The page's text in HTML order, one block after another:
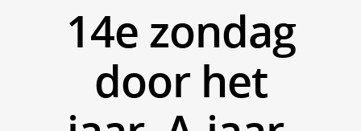
14e zondag
door het